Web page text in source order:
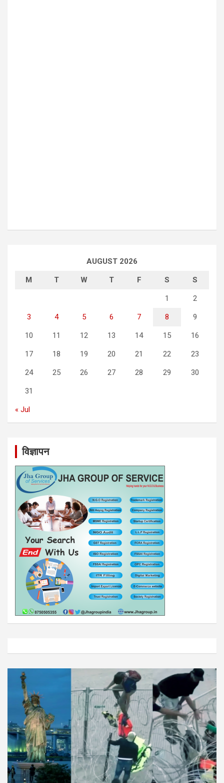
AUGUST 2026
M T W T F S S
1 2
3 4 5 6 7 8 9
10 11 12 13 14 15 16
17 18 19 20 21 22 23
24 25 26 27 28 29 30
31
« Jul
विज्ञापन